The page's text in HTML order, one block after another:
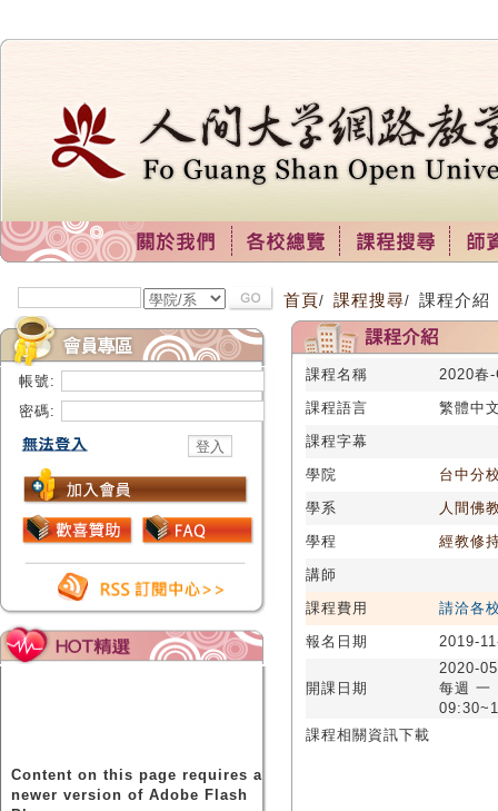
帳號:
密碼:
Content on this page requires a
newer version of Adobe Flash
首頁/ 課程搜尋/ 課程介紹
課程名稱
2020春
課程語言
繁體中
課程字幕
學院
台中分
學系
人間佛
學程
經教修
講師
課程費用
請洽各
報名日期
2019-
開課日期
2020-
每週 一
課程相關資訊下載